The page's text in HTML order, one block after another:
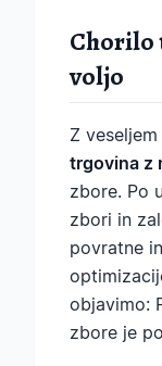
Chorilo
voljo
Z
trgovina z
zbore. Po
zbori in
povratne
objavimo:
zbore je